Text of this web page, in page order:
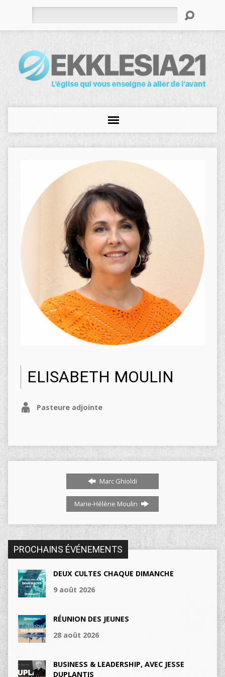
ELISABETH MOULIN
Pasteure adjointe
Marc Ghioldi
Marie-Hélène Moulin
PROCHAINS ÉVÉNEMENTS
DEUX CULTES CHAQUE DIMANCHE
9 août 2026
RÉUNION DES JEUNES
28 août 2026
BUSINESS & LEADERSHIP, AVEC JESSE
DUPLANTIS